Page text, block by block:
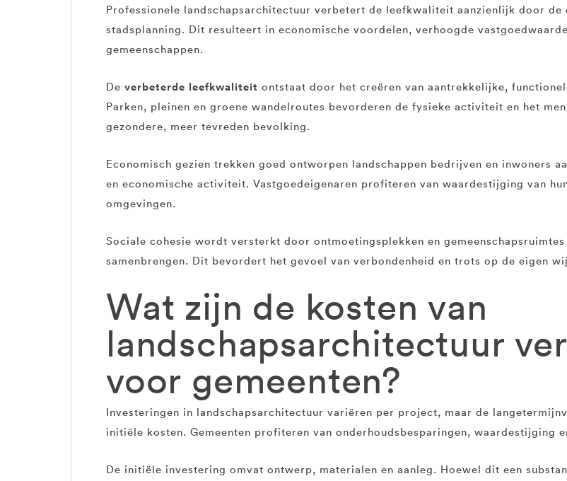
Professionele landschapsarchitectuur verbetert de leefkwaliteit aanzienlijk door
stadsplanning. Dit resulteert in economische voordelen, verhoogde
gemeenschappen.
De verbeterde leefkwaliteit ontstaat door het creëren van aantrekkelijke,
Parken, pleinen en groene wandelroutes bevorderen de fysieke activiteit en het
gezondere, meer tevreden bevolking.
Economisch gezien trekken goed ontworpen landschappen bedrijven en inwoners
en economische activiteit. Vastgoedeigenaren profiteren van waardestijging van
omgevingen.
Sociale cohesie wordt versterkt door ontmoetingsplekken en
samenbrengen. Dit bevordert het gevoel van verbondenheid en trots op de eigen
Wat zijn de kosten van
landschapsarchitectuur
voor gemeenten?
Investeringen in landschapsarchitectuur variëren per project, maar de
initiële kosten. Gemeenten profiteren van onderhoudsbesparingen, waardestijging
De initiële investering omvat ontwerp, materialen en aanleg. Hoewel dit een